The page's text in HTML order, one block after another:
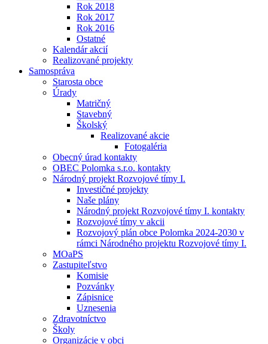
Rok 2018
Rok 2017
Rok 2016
Ostatné
Kalendár akcií
Realizované projekty
Samospráva
Starosta obce
Úrady
Matričný
Stavebný
Školský
Realizované akcie
Fotogaléria
Obecný úrad kontakty
OBEC Polomka s.r.o. kontakty
Národný projekt Rozvojové tímy I.
Investičné projekty
Naše plány
Národný projekt Rozvojové tímy I. kontakty
Rozvojové tímy v akcii
Rozvojový plán obce Polomka 2024-2030 v
rámci Národného projektu Rozvojové tímy I.
MOaPS
Zastupiteľstvo
Komisie
Pozvánky
Zápisnice
Uznesenia
Zdravotníctvo
Školy
Organizácie v obci